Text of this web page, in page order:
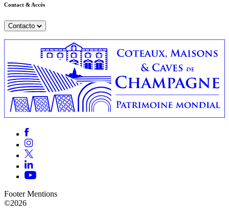
Contact & Accès
Contacto
Footer Mentions
©2026